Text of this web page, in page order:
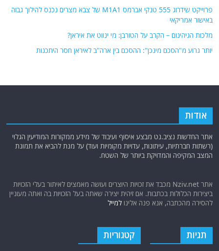
פרוייקט שידרוג 555 טנקי אברמס M1A1 של צבא מצרים נכנס להילוך גבוה
באישור אמריקאי
מלכות הגיהינום – הקרב על הטורבן: מי ינווט את איראן?
יותר גרוע מ"הסכם מינכן": ההסכם בין ארה"ב לאיראן חסר היתכנות
אודות
אתר החדשות נציב.נט מבצע איסוף ועיבוד של מידע ממקורות המודיעין הגלוי
(רשתות חברתיות, עיתונות, עדויות מקומיות ועוד) על מנת להביא את תמונת
המצב המקיפה והמדויקת ביותר של השטח.
אתר Nziv.net מכבד את זכויות היוצרים ועושה מאמצים לאיתור בעלי הזכויות
ביצירות הכלולות בכתבות. אם זיהית יצירה שאתה בעל הזכויות בה ואתה מעוניין
להסירה מהכתבה, אנא פנה אלינולמייל
תגיות קטגוריות